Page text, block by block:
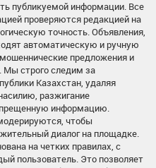
публикуемой информации. Все
проверяются редакцией на
точность. Объявления,
автоматическую и ручную
предложения и
Мы строго следим за
Казахстан, удаляя
разжигание
информацию.
чтобы
диалог на площадке.
на четких правилах, с
пользователь. Это позволяет